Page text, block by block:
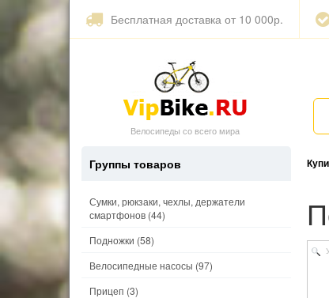
Бесплатная доставка от 10 000р.
Велосипеды со всего мира
Группы товаров
Сумки, рюкзаки, чехлы, держатели
смартфонов (44)
Подножки (58)
Велосипедные насосы (97)
Прицеп (3)